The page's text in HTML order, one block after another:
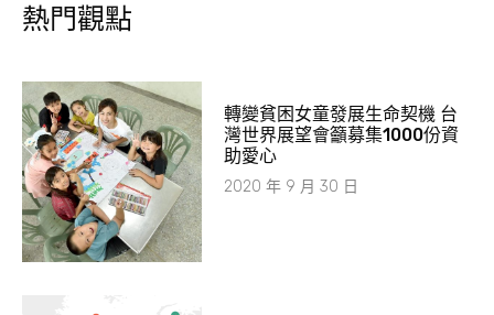
熱門觀點
轉變貧困女童發展生命契機 台
灣世界展望會籲募集1000份資
助愛心
2020 年 9 月 30 日